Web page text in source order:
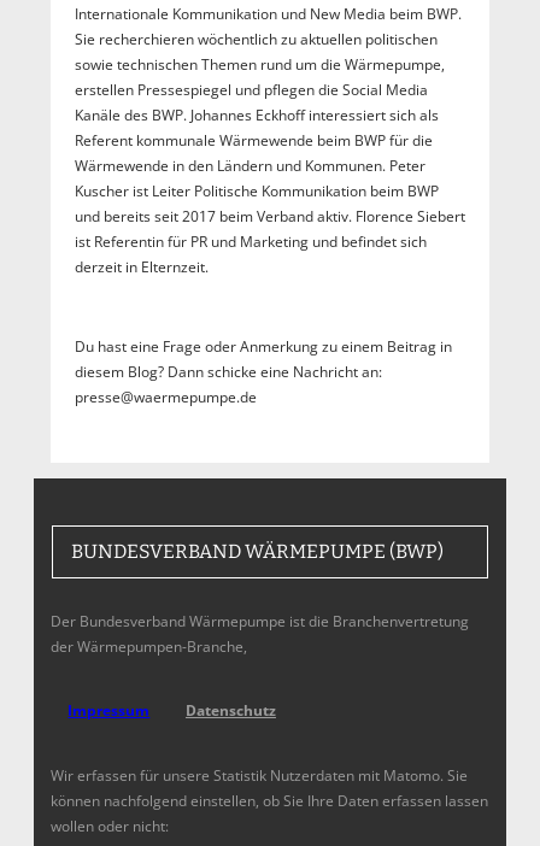
Internationale Kommunikation und New Media beim BWP.
Sie recherchieren wöchentlich zu aktuellen politischen
sowie technischen Themen rund um die Wärmepumpe,
erstellen Pressespiegel und pflegen die Social Media
Kanäle des BWP. Johannes Eckhoff interessiert sich als
Referent kommunale Wärmewende beim BWP für die
Wärmewende in den Ländern und Kommunen. Peter
Kuscher ist Leiter Politische Kommunikation beim BWP
und bereits seit 2017 beim Verband aktiv. Florence Siebert
ist Referentin für PR und Marketing und befindet sich
derzeit in Elternzeit.
Du hast eine Frage oder Anmerkung zu einem Beitrag in
diesem Blog? Dann schicke eine Nachricht an:
presse@waermepumpe.de
BUNDESVERBAND WÄRMEPUMPE (BWP)
Der Bundesverband Wärmepumpe ist die Branchenvertretung
der Wärmepumpen-Branche,
Impressum Datenschutz
Wir erfassen für unsere Statistik Nutzerdaten mit Matomo. Sie
können nachfolgend einstellen, ob Sie Ihre Daten erfassen lassen
wollen oder nicht: